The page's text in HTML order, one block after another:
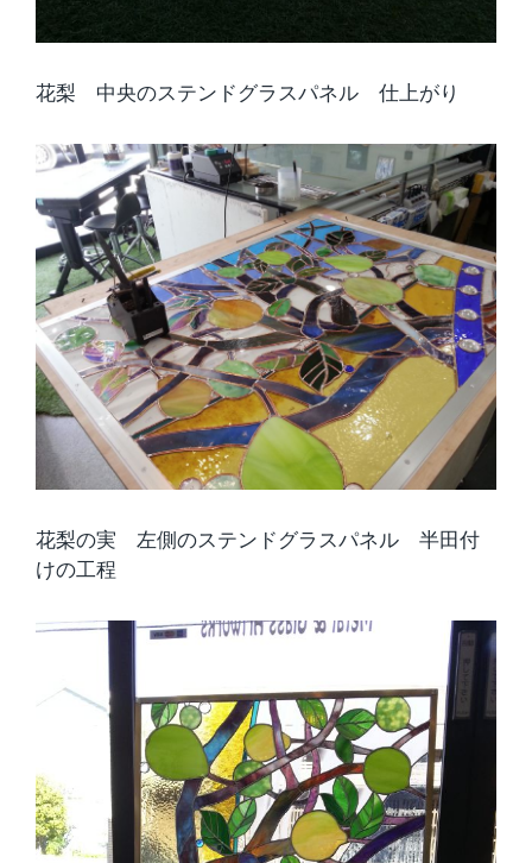
花梨 中央のステンドグラスパネル 仕上がり
花梨の実 左側のステンドグラスパネル 半田付
けの工程